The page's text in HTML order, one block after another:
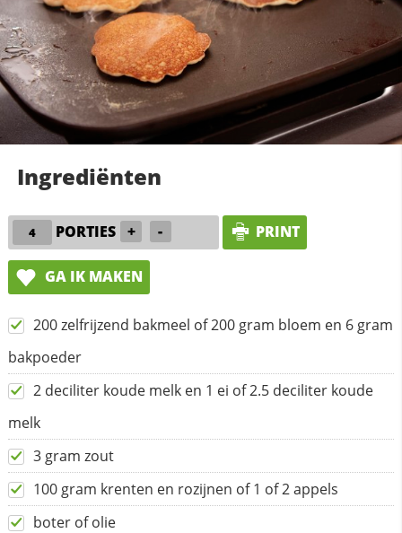
Ingrediënten
PORTIES + - PRINT
GA IK MAKEN
200 zelfrijzend bakmeel of 200 gram bloem en 6 gram
bakpoeder
2 deciliter koude melk en 1 ei of 2.5 deciliter koude
melk
3 gram zout
100 gram krenten en rozijnen of 1 of 2 appels
boter of olie